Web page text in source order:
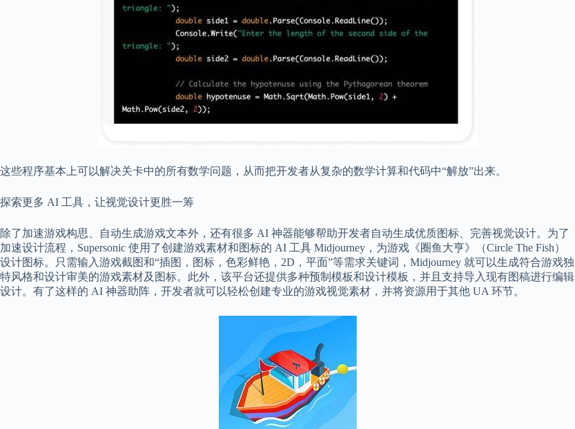
这些程序基本上可以解决关卡中的所有数学问题，从而把开发者从复杂的数学计算和代码中“解放”出来。
探索更多 AI 工具，让视觉设计更胜一筹
除了加速游戏构思、自动生成游戏文本外，还有很多 AI 神器能够帮助开发者自动生成优质图标、完善视觉设计。为了
加速设计流程，Supersonic 使用了创建游戏素材和图标的 AI 工具 Midjourney，为游戏《圈鱼大亨》（Circle The Fish）
设计图标。只需输入游戏截图和“插图，图标，色彩鲜艳，2D，平面”等需求关键词，Midjourney 就可以生成符合游戏独
特风格和设计审美的游戏素材及图标。此外，该平台还提供多种预制模板和设计模板，并且支持导入现有图稿进行编辑
设计。有了这样的 AI 神器助阵，开发者就可以轻松创建专业的游戏视觉素材，并将资源用于其他 UA 环节。